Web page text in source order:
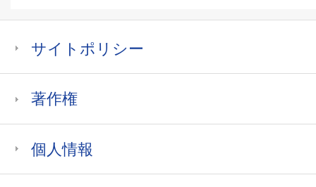
サイトポリシー
著作権
個人情報